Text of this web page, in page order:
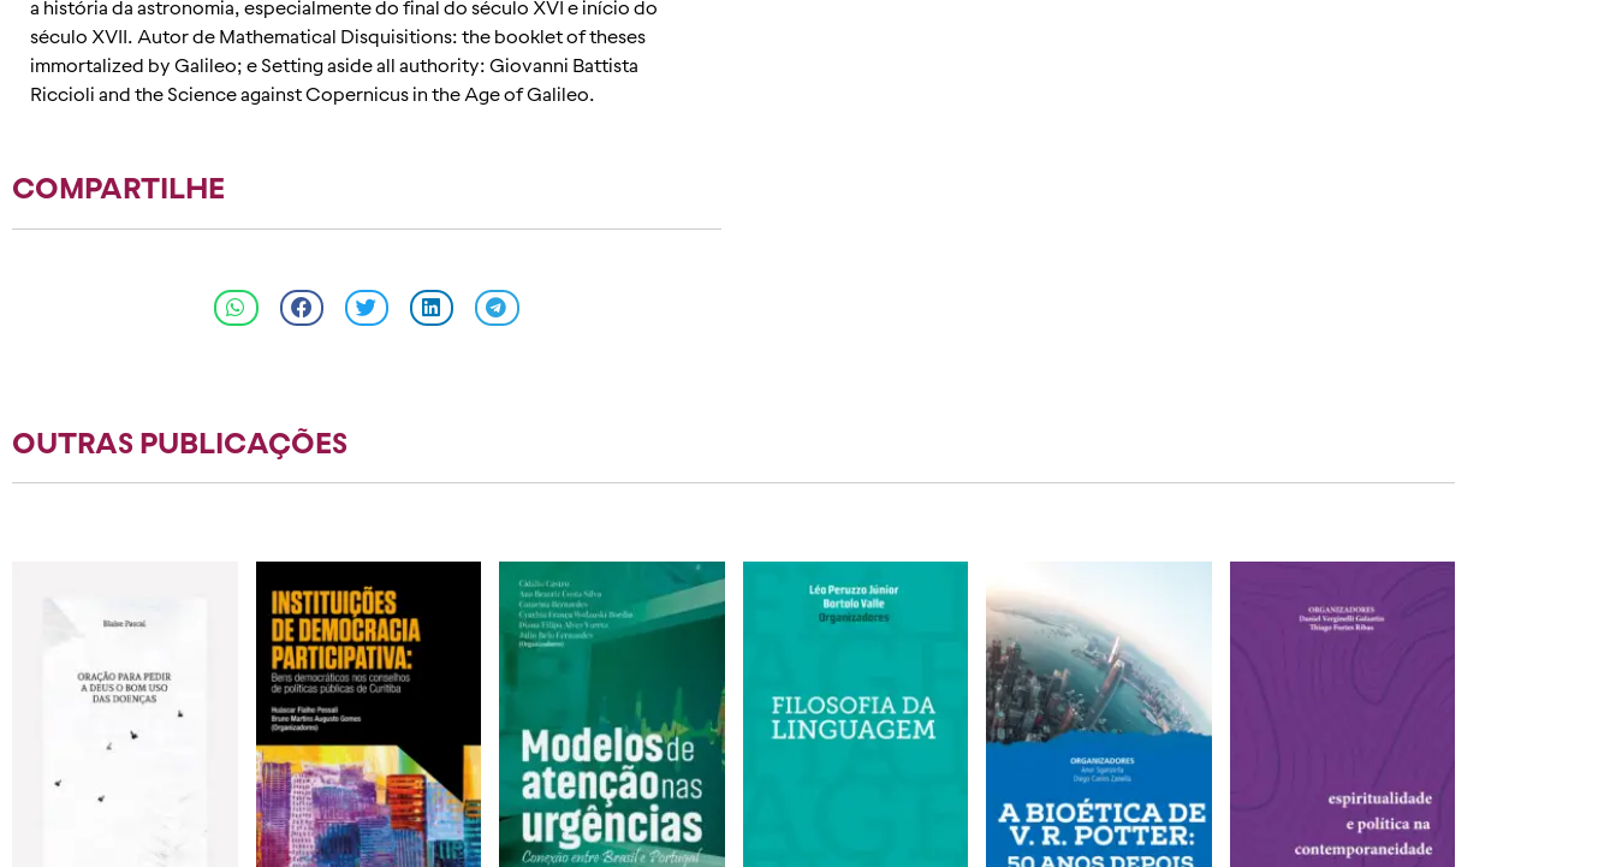
a história da astronomia, especialmente do final do século XVI e início do
século XVII. Autor de Mathematical Disquisitions: the booklet of theses
immortalized by Galileo; e Setting aside all authority: Giovanni Battista
Riccioli and the Science against Copernicus in the Age of Galileo.
COMPARTILHE
OUTRAS PUBLICAÇÕES